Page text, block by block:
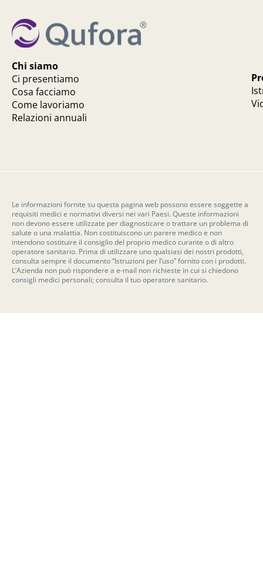
Chi siamo
Ci presentiamo
Cosa facciamo
Come lavoriamo
Relazioni annuali
Le informazioni fornite su questa pagina web possono essere soggette a
requisiti medici e normativi diversi nei vari Paesi. Queste informazioni
non devono essere utilizzate per diagnosticare o trattare un problema di
salute o una malattia. Non costituiscono un parere medico e non
intendono sostituire il consiglio del proprio medico curante o di altro
operatore sanitario. Prima di utilizzare uno qualsiasi dei nostri prodotti,
consulta sempre il documento “Istruzioni per l’uso” fornito con i prodotti.
L’Azienda non può rispondere a e-mail non richieste in cui si chiedono
consigli medici personali; consulta il tuo operatore sanitario.